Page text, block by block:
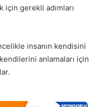
gerekli adımları
insanın kendisini
anlamaları için